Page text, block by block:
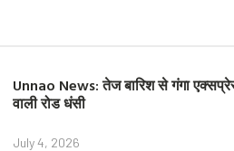
Unnao News: तेज बारिश से गंगा
वाली रोड धंसी
July 4, 2026